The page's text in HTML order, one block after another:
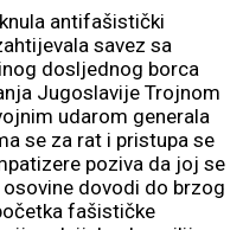
antifašistički
savez sa
dosljednog borca
Jugoslavije Trojnom
udarom generala
se za rat i pristupa se
poziva da joj se
dovodi do brzog
fašističke